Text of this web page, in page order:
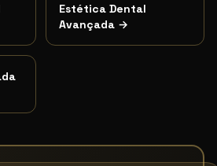
Estética Dental
Avançada →